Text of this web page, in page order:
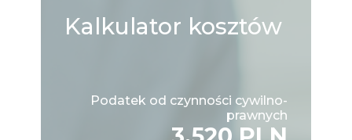
Kalkulator kosztów
Podatek od czynności cywilno-
prawnych